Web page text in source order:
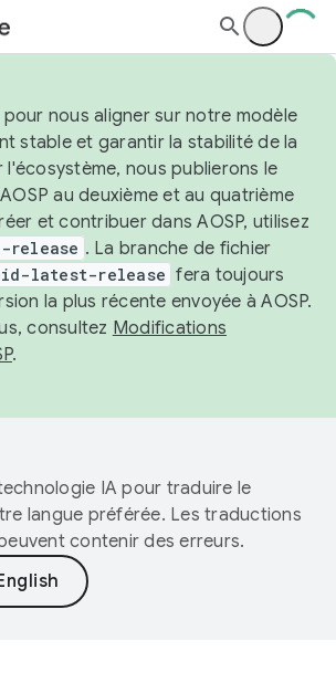
nous aligner sur notre modèle
stable et garantir la stabilité de la
nous publierons le
au deuxième et au quatrième
et contribuer dans AOSP, utilisez
release . La branche de fichier
latest-release fera toujours
la plus récente envoyée à AOSP.
consultez Modifications
.
IA pour traduire le
langue préférée. Les traductions
contenir des erreurs.